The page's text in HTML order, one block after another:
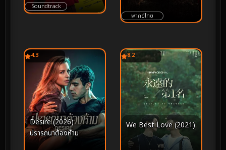
Soundtrack
พากย์ไทย
4.3
Desire (2026)
ปรารถนาต้องห้าม
8.2
We Best Love (2021)